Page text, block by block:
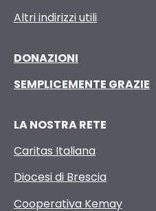
Altri indirizzi utili
DONAZIONI
SEMPLICEMENTE GRAZIE
LA NOSTRA RETE
Caritas Italiana
Diocesi di Brescia
Cooperativa Kemay